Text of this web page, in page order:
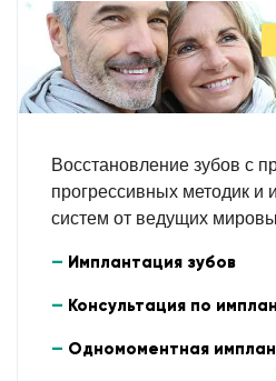
Восстановление зубов с
прогрессивных методик и
систем от ведущих
Имплантация зубов
Консультация по
Одномоментная